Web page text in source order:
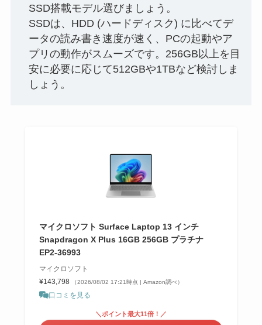
SSD搭載モデル選びましょう。
SSDは、HDD (ハードディスク) に比べてデ
ータの読み書き速度が速く、PCの起動やア
プリの動作がスムーズです。256GB以上を目
安に必要に応じて512GBや1TBなど検討しま
しょう。
マイクロソフト Surface Laptop 13 インチ
Snapdragon X Plus 16GB 256GB プラチナ
EP2-36993
マイクロソフト
¥143,798
（2026/08/02 17:21時点 | Amazon調べ）
口コミを見る
＼ポイント最大11倍！／